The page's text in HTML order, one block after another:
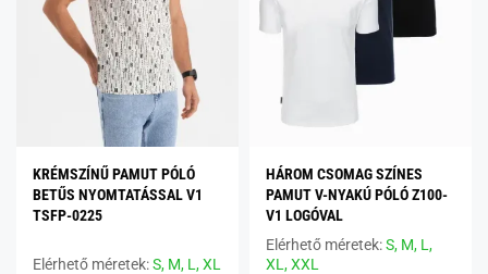
KRÉMSZÍNŰ PAMUT PÓLÓ
BETŰS NYOMTATÁSSAL V1
TSFP-0225
Elérhető méretek:S, M, L,XL
HÁROM CSOMAG SZÍNES
PAMUT V-NYAKÚ PÓLÓ Z100-
V1 LOGÓVAL
Elérhető méretek:S, M, L,
XL,XXL